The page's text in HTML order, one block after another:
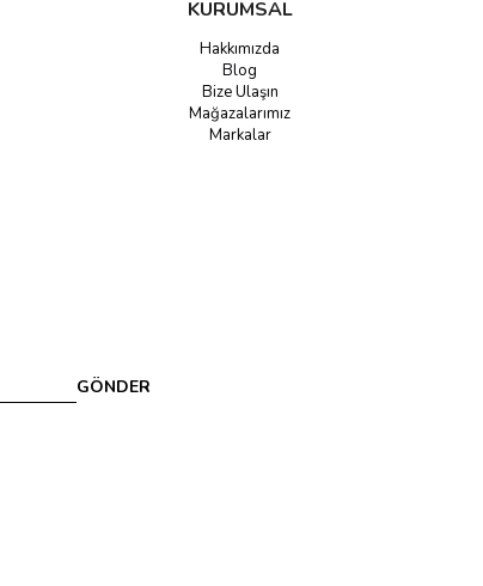
KURUMSAL
Hakkımızda
Blog
Bize Ulaşın
Mağazalarımız
Markalar
GÖNDER